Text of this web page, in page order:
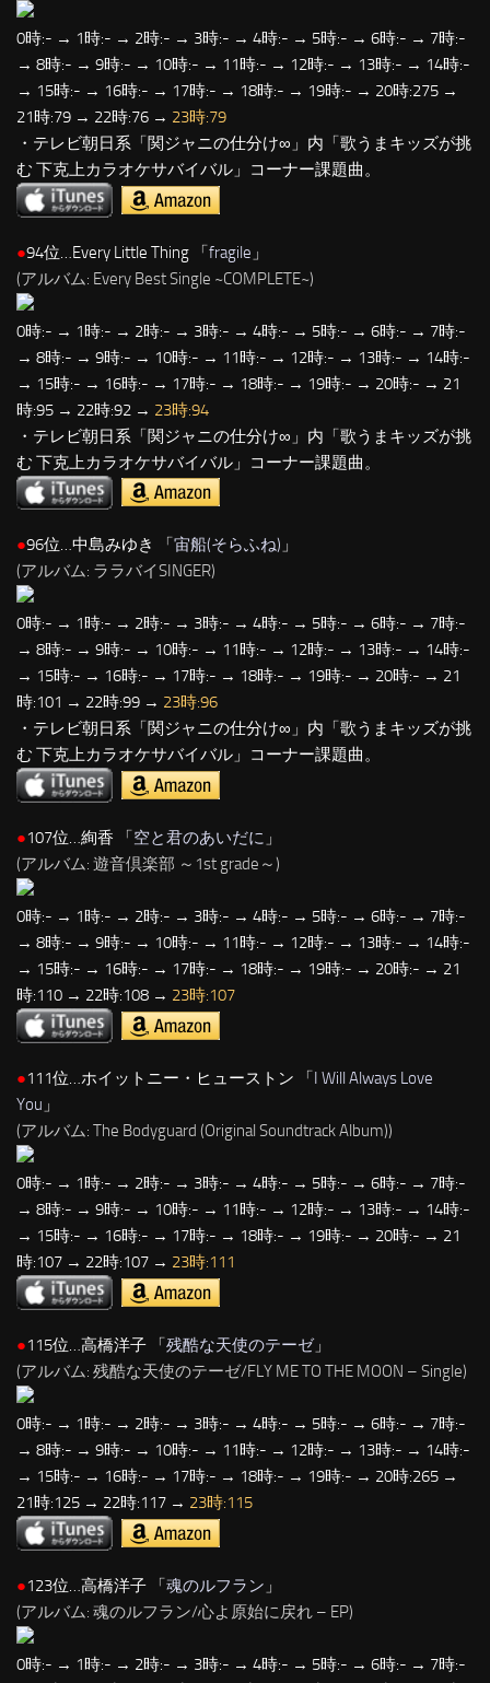
0時:- → 1時:- → 2時:- → 3時:- → 4時:- → 5時:- → 6時:- → 7時:-
→ 8時:- → 9時:- → 10時:- → 11時:- → 12時:- → 13時:- → 14時:-
→ 15時:- → 16時:- → 17時:- → 18時:- → 19時:- → 20時:275 →
21時:79 → 22時:76 → 23時:79
・テレビ朝日系「関ジャニの仕分け∞」内「歌うまキッズが挑
む 下克上カラオケサバイバル」コーナー課題曲。
●94位…Every Little Thing 「fragile 」
(アルバム: Every Best Single ~COMPLETE~)
0時:- → 1時:- → 2時:- → 3時:- → 4時:- → 5時:- → 6時:- → 7時:-
→ 8時:- → 9時:- → 10時:- → 11時:- → 12時:- → 13時:- → 14時:-
→ 15時:- → 16時:- → 17時:- → 18時:- → 19時:- → 20時:- → 21
時:95 → 22時:92 → 23時:94
・テレビ朝日系「関ジャニの仕分け∞」内「歌うまキッズが挑
む 下克上カラオケサバイバル」コーナー課題曲。
●96位…中島みゆき 「 宙船(そらふね) 」
(アルバム: ララバイSINGER)
0時:- → 1時:- → 2時:- → 3時:- → 4時:- → 5時:- → 6時:- → 7時:-
→ 8時:- → 9時:- → 10時:- → 11時:- → 12時:- → 13時:- → 14時:-
→ 15時:- → 16時:- → 17時:- → 18時:- → 19時:- → 20時:- → 21
時:101 → 22時:99 → 23時:96
・テレビ朝日系「関ジャニの仕分け∞」内「歌うまキッズが挑
む 下克上カラオケサバイバル」コーナー課題曲。
●107位…絢香 「空と君のあいだに 」
(アルバム: 遊音倶楽部 ～1st grade～)
0時:- → 1時:- → 2時:- → 3時:- → 4時:- → 5時:- → 6時:- → 7時:-
→ 8時:- → 9時:- → 10時:- → 11時:- → 12時:- → 13時:- → 14時:-
→ 15時:- → 16時:- → 17時:- → 18時:- → 19時:- → 20時:- → 21
時:110 → 22時:108 → 23時:107
●111位…ホイットニー・ヒューストン 「I Will Always Love
You 」
(アルバム: The Bodyguard (Original Soundtrack Album))
0時:- → 1時:- → 2時:- → 3時:- → 4時:- → 5時:- → 6時:- → 7時:-
→ 8時:- → 9時:- → 10時:- → 11時:- → 12時:- → 13時:- → 14時:-
→ 15時:- → 16時:- → 17時:- → 18時:- → 19時:- → 20時:- → 21
時:107 → 22時:107 → 23時:111
●115位…高橋洋子 「残酷な天使のテーゼ」
(アルバム: 残酷な天使のテーゼ/FLY ME TO THE MOON – Single)
0時:- → 1時:- → 2時:- → 3時:- → 4時:- → 5時:- → 6時:- → 7時:-
→ 8時:- → 9時:- → 10時:- → 11時:- → 12時:- → 13時:- → 14時:-
→ 15時:- → 16時:- → 17時:- → 18時:- → 19時:- → 20時:265 →
21時:125 → 22時:117 → 23時:115
●123位…高橋洋子 「魂のルフラン 」
(アルバム: 魂のルフラン/心よ原始に戻れ – EP)
0時:- → 1時:- → 2時:- → 3時:- → 4時:- → 5時:- → 6時:- → 7時:-